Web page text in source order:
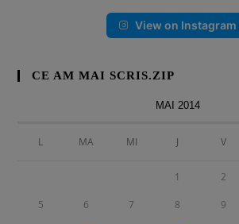
View on Instagram
CE AM MAI SCRIS.ZIP
MAI 2014
L MA MI J V
1 2
5 6 7 8 9